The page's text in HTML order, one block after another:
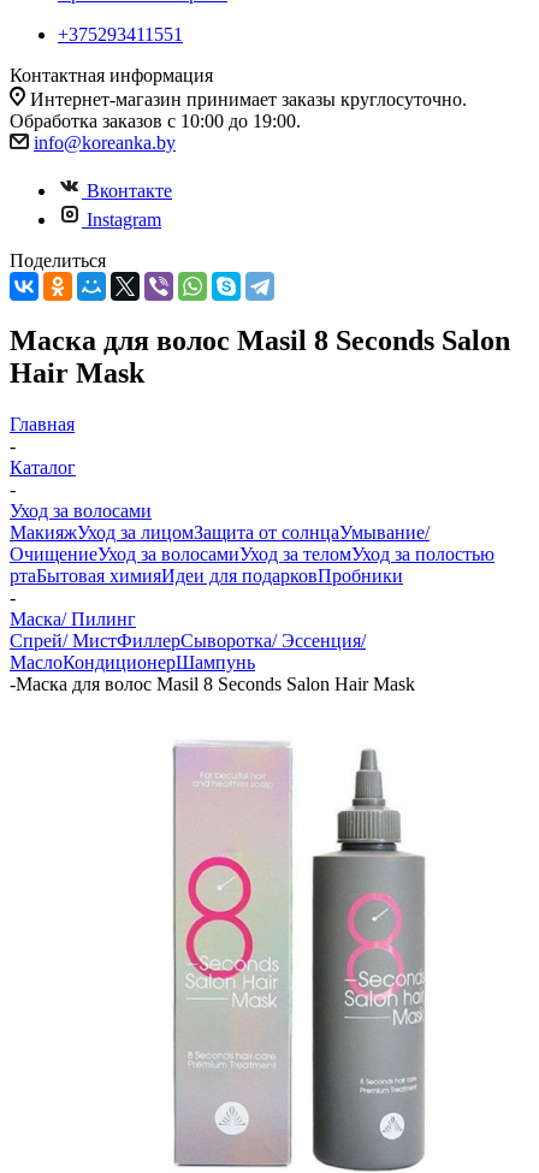
+375293411551
Контактная информация
Интернет-магазин принимает заказы круглосуточно.
Обработка заказов с 10:00 до 19:00.
info@koreanka.by
Вконтакте
Instagram
Поделиться
Маска для волос Masil 8 Seconds Salon
Hair Mask
Главная
-
Каталог
-
Уход за волосами
МакияжУход за лицомЗащита от солнцаУмывание/
ОчищениеУход за волосамиУход за теломУход за полостью
ртаБытовая химияИдеи для подарковПробники
-
Маска/ Пилинг
Спрей/ МистФиллерСыворотка/ Эссенция/
МаслоКондиционерШампунь
-Маска для волос Masil 8 Seconds Salon Hair Mask